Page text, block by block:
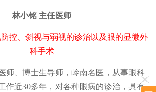
林小铭 主任医师
控、斜视与弱视的诊治以及眼的显微外
科手术
师、博士生导师，岭南名医，从事眼科
作近30多年，对各种眼病的诊治，具有